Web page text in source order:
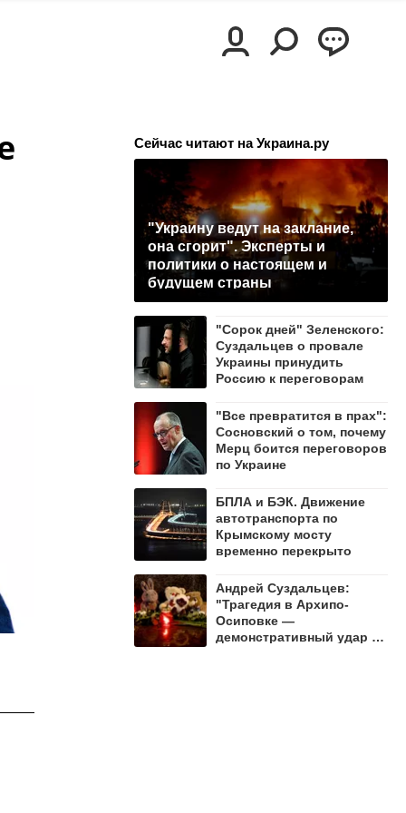
Сейчас читают на Украина.ру
"Украину ведут на заклание,
она сгорит". Эксперты и
политики о настоящем и
будущем страны
"Сорок дней" Зеленского:
Суздальцев о провале
Украины принудить
Россию к переговорам
"Все превратится в прах":
Сосновский о том, почему
Мерц боится переговоров
по Украине
БПЛА и БЭК. Движение
автотранспорта по
Крымскому мосту
временно перекрыто
Андрей Суздальцев:
"Трагедия в Архипо-
Осиповке —
демонстративный удар по